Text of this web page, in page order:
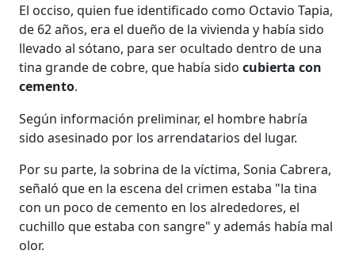
El occiso, quien fue identificado como Octavio Tapia,
de 62 años, era el dueño de la vivienda y había sido
llevado al sótano, para ser ocultado dentro de una
tina grande de cobre, que había sidocubierta con
cemento.
Según información preliminar, el hombre habría
sido asesinado por los arrendatarios del lugar.
Por su parte, la sobrina de la víctima, Sonia Cabrera,
señaló que en la escena del crimen estaba "la tina
con un poco de cemento en los alrededores, el
cuchillo que estaba con sangre" y además había mal
olor.